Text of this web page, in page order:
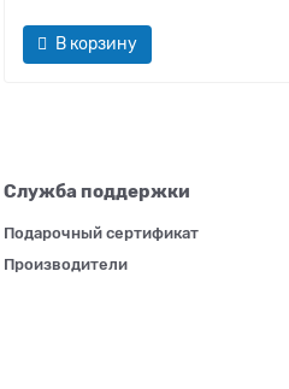
В корзину
Служба поддержки
Подарочный сертификат
Производители